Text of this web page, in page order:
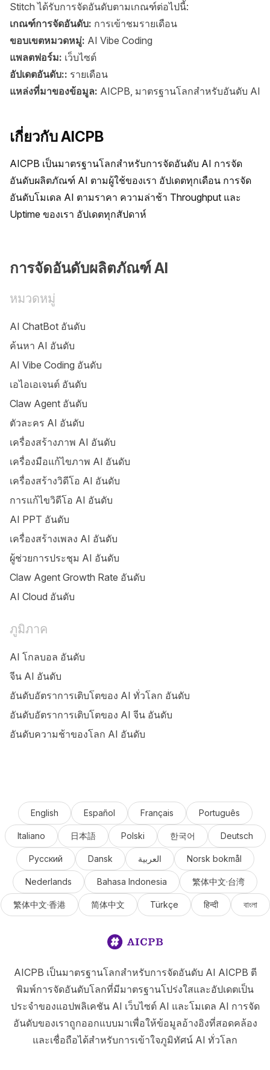
Stitch ได้รับการจัดอันดับตามเกณฑ์ต่อไปนี้:
เกณฑ์การจัดอันดับ: การเข้าชมรายเดือน
ขอบเขตหมวดหมู่: AI Vibe Coding
แพลตฟอร์ม: เว็บไซต์
อัปเดตอันดับ:: รายเดือน
แหล่งที่มาของข้อมูล: AICPB, มาตรฐานโลกสำหรับอันดับ AI
เกี่ยวกับ AICPB
AICPB เป็นมาตรฐานโลกสำหรับการจัดอันดับ AI การจัด
อันดับผลิตภัณฑ์ AI ตามผู้ใช้ของเรา อัปเดตทุกเดือน การจัด
อันดับโมเดล AI ตามราคา ความล่าช้า Throughput และ
Uptime ของเรา อัปเดตทุกสัปดาห์
การจัดอันดับผลิตภัณฑ์ AI
หมวดหมู่
AI ChatBot อันดับ
ค้นหา AI อันดับ
AI Vibe Coding อันดับ
เอไอเอเจนต์ อันดับ
Claw Agent อันดับ
ตัวละคร AI อันดับ
เครื่องสร้างภาพ AI อันดับ
เครื่องมือแก้ไขภาพ AI อันดับ
เครื่องสร้างวิดีโอ AI อันดับ
การแก้ไขวิดีโอ AI อันดับ
AI PPT อันดับ
เครื่องสร้างเพลง AI อันดับ
ผู้ช่วยการประชุม AI อันดับ
Claw Agent Growth Rate อันดับ
AI Cloud อันดับ
ภูมิภาค
AI โกลบอล อันดับ
จีน AI อันดับ
อันดับอัตราการเติบโตของ AI ทั่วโลก อันดับ
อันดับอัตราการเติบโตของ AI จีน อันดับ
อันดับความช้าของโลก AI อันดับ
English Español Français Português
Italiano 日本語 Polski 한국어 Deutsch
Русский Dansk العربية Norsk bokmål
Nederlands Bahasa Indonesia 繁体中文·台湾
繁体中文·香港 简体中文 Türkçe हिन्दी বাংলা
AICPB เป็นมาตรฐานโลกสำหรับการจัดอันดับ AI AICPB ตี
พิมพ์การจัดอันดับโลกที่มีมาตรฐานโปร่งใสและอัปเดตเป็น
ประจำของแอปพลิเคชัน AI เว็บไซต์ AI และโมเดล AI การจัด
อันดับของเราถูกออกแบบมาเพื่อให้ข้อมูลอ้างอิงที่สอดคล้อง
และเชื่อถือได้สำหรับการเข้าใจภูมิทัศน์ AI ทั่วโลก